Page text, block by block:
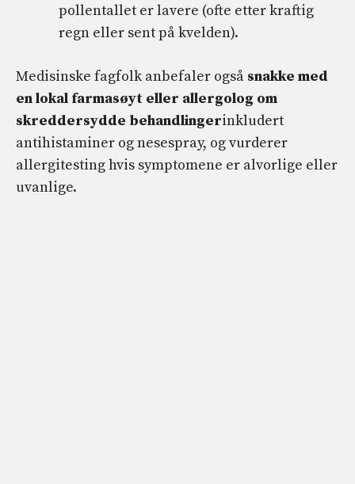
pollentallet er lavere (ofte etter kraftig
regn eller sent på kvelden).
Medisinske fagfolk anbefaler også snakke med
en lokal farmasøyt eller allergolog om
skreddersydde behandlingerinkludert
antihistaminer og nesespray, og vurderer
allergitesting hvis symptomene er alvorlige eller
uvanlige.